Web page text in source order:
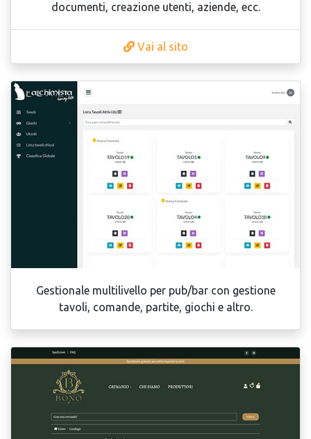
documenti, creazione utenti, aziende, ecc.
Vai al sito
Gestionale multilivello per pub/bar con gestione
tavoli, comande, partite, giochi e altro.